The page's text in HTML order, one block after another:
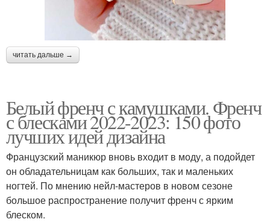
читать дальше →
Белый френч с камушками. Френч
с блесками 2022-2023: 150 фото
лучших идей дизайна
Французский маникюр вновь входит в моду, а подойдет
он обладательницам как больших, так и маленьких
ногтей. По мнению нейл-мастеров в новом сезоне
большое распространение получит френч с ярким
блеском.